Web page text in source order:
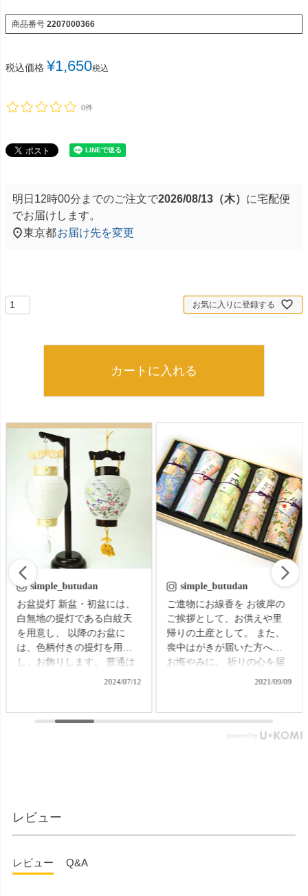
商品番号 2207000366
税込価格 ¥1,650税込
0件
明日 12時00分 までのご注文で2026/08/13（木） に宅配便
でお届けします。
東京都お届け先を変更
お気に入りに登録する
カートに入れる
simple_butudan
お盆提灯 新盆・初盆には、
白無地の提灯である白紋天
を用意し、 以降のお盆に
は、色柄付きの提灯を用意
し、お飾りします。 普通は
それぞれの提灯を別に準備
そんなお困りごとにお応え
@simple_butudan ■メモリア
ルギャラリー国分寺店 東京
ール国分寺ビル ■メモリアル
2024/07/12
simple_butudan
ご進物にお線香を お彼岸の
ご挨拶として、お供えや里
帰りの土産として。 また、
喪中はがきが届いた方への
お悔やみに。 祈りの心を届
ける贈り物で、故人をしの
らべ 桜/一葉/紅梅/椿（甘・
優）5本入（桐箱） ▼メモリ
2021/09/09
レビュー
レビュー Q&A